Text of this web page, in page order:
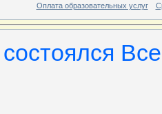
Оплата образовательных услуг
состоялся